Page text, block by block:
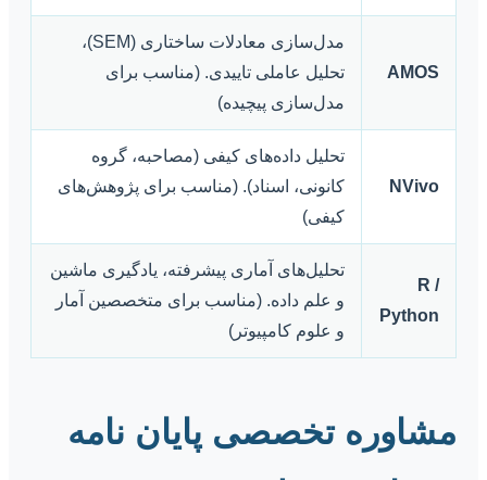
AMOS
مدل‌سازی معادلات ساختاری (SEM)،
تحلیل عاملی تاییدی. (مناسب برای
مدل‌سازی پیچیده)
NVivo
تحلیل داده‌های کیفی (مصاحبه، گروه
کانونی، اسناد). (مناسب برای پژوهش‌های
کیفی)
R /
Python
تحلیل‌های آماری پیشرفته، یادگیری ماشین
و علم داده. (مناسب برای متخصصین آمار
و علوم کامپیوتر)
مشاوره تخصصی پایان نامه